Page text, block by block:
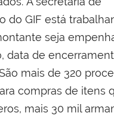
do GIF está
seja
data de
mais de 320
compras de itens
mais 30 mil